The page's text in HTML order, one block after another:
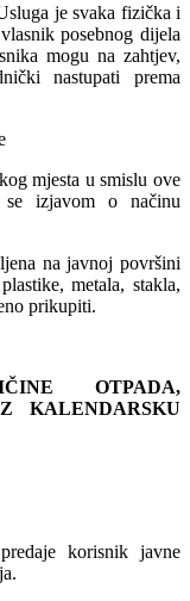
je svaka fizička i
posebnog dijela
mogu na zahtjev,
nastupati prema
mjesta u smislu ove
izjavom o načinu
na javnoj površini
metala, stakla,
prikupiti.
OTPADA,
KALENDARSKU
korisnik javne